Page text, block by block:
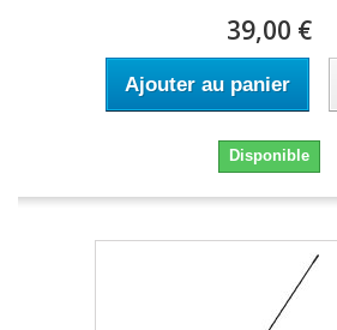
39,00 €
Ajouter au panier
Disponible